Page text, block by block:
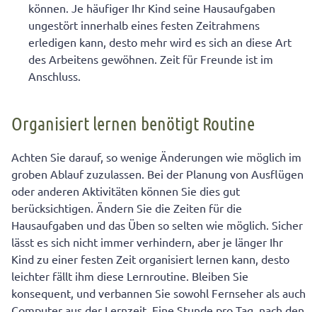
können. Je häufiger Ihr Kind seine Hausaufgaben
ungestört innerhalb eines festen Zeitrahmens
erledigen kann, desto mehr wird es sich an diese Art
des Arbeitens gewöhnen. Zeit für Freunde ist im
Anschluss.
Organisiert lernen benötigt Routine
Achten Sie darauf, so wenige Änderungen wie möglich im
groben Ablauf zuzulassen. Bei der Planung von Ausflügen
oder anderen Aktivitäten können Sie dies gut
berücksichtigen. Ändern Sie die Zeiten für die
Hausaufgaben und das Üben so selten wie möglich. Sicher
lässt es sich nicht immer verhindern, aber je länger Ihr
Kind zu einer festen Zeit organisiert lernen kann, desto
leichter fällt ihm diese Lernroutine. Bleiben Sie
konsequent, und verbannen Sie sowohl Fernseher als auch